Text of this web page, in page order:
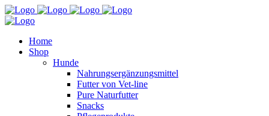
Home
Shop
Hunde
Nahrungsergänzungsmittel
Futter von Vet-line
Pure Naturfutter
Snacks